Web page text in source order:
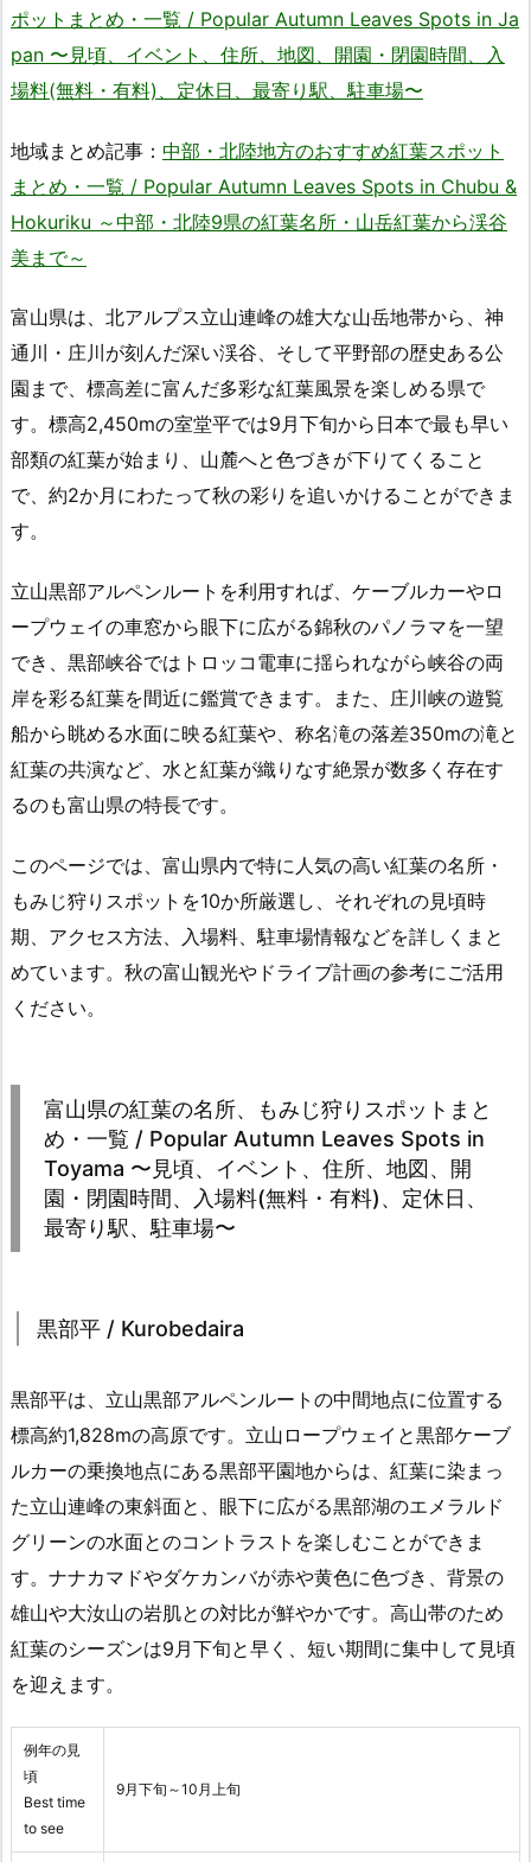
ポットまとめ・一覧 / Popular Autumn Leaves Spots in Ja
pan 〜見頃、イベント、住所、地図、開園・閉園時間、入
場料(無料・有料)、定休日、最寄り駅、駐車場〜
地域まとめ記事： 中部・北陸地方のおすすめ紅葉スポット
まとめ・一覧 / Popular Autumn Leaves Spots in Chubu &
Hokuriku ～中部・北陸9県の紅葉名所・山岳紅葉から渓谷
美まで～
富山県は、北アルプス立山連峰の雄大な山岳地帯から、神
通川・庄川が刻んだ深い渓谷、そして平野部の歴史ある公
園まで、標高差に富んだ多彩な紅葉風景を楽しめる県で
す。標高2,450mの室堂平では9月下旬から日本で最も早い
部類の紅葉が始まり、山麓へと色づきが下りてくること
で、約2か月にわたって秋の彩りを追いかけることができま
す。
立山黒部アルペンルートを利用すれば、ケーブルカーやロ
ープウェイの車窓から眼下に広がる錦秋のパノラマを一望
でき、黒部峡谷ではトロッコ電車に揺られながら峡谷の両
岸を彩る紅葉を間近に鑑賞できます。また、庄川峡の遊覧
船から眺める水面に映る紅葉や、称名滝の落差350mの滝と
紅葉の共演など、水と紅葉が織りなす絶景が数多く存在す
るのも富山県の特長です。
このページでは、富山県内で特に人気の高い紅葉の名所・
もみじ狩りスポットを10か所厳選し、それぞれの見頃時
期、アクセス方法、入場料、駐車場情報などを詳しくまと
めています。秋の富山観光やドライブ計画の参考にご活用
ください。
富山県の紅葉の名所、もみじ狩りスポットまと
め・一覧 / Popular Autumn Leaves Spots in
Toyama 〜見頃、イベント、住所、地図、開
園・閉園時間、入場料(無料・有料)、定休日、
最寄り駅、駐車場〜
黒部平 / Kurobedaira
黒部平は、立山黒部アルペンルートの中間地点に位置する
標高約1,828mの高原です。立山ロープウェイと黒部ケーブ
ルカーの乗換地点にある黒部平園地からは、紅葉に染まっ
た立山連峰の東斜面と、眼下に広がる黒部湖のエメラルド
グリーンの水面とのコントラストを楽しむことができま
す。ナナカマドやダケカンバが赤や黄色に色づき、背景の
雄山や大汝山の岩肌との対比が鮮やかです。高山帯のため
紅葉のシーズンは9月下旬と早く、短い期間に集中して見頃
を迎えます。
例年の見
頃
Best time
to see
9月下旬～10月上旬